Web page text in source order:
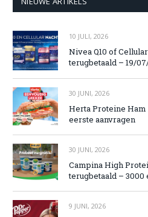
10 JULI, 2026
Nivea Q10 of
terugbetaald – 19/
30 JUNI, 2026
Herta Proteine Ham
eerste aanvragen
30 JUNI, 2026
Campina High
terugbetaald – 3000
9 JUNI, 2026